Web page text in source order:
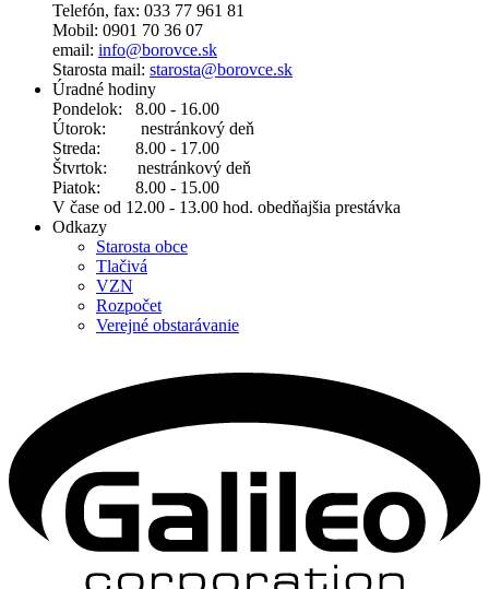
Telefón, fax: 033 77 961 81
Mobil: 0901 70 36 07
email: info@borovce.sk
Starosta mail: starosta@borovce.sk
Úradné hodiny
Pondelok: 8.00 - 16.00
Útorok: nestránkový deň
Streda: 8.00 - 17.00
Štvrtok: nestránkový deň
Piatok: 8.00 - 15.00
V čase od 12.00 - 13.00 hod. obedňajšia prestávka
Odkazy
Starosta obce
Tlačivá
VZN
Rozpočet
Verejné obstarávanie